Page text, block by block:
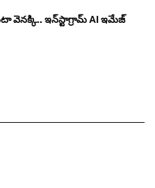
వెనక్కి.. ఇన్‌స్టాగ్రామ్ AI ఇమేజ్